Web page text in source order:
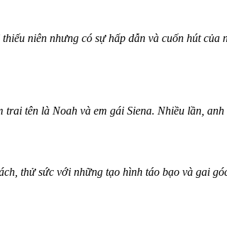
niên nhưng có sự hấp dẫn và cuốn hút của
tên là Noah và em gái Siena. Nhiều lần,
thử sức với những tạo hình táo bạo và gai